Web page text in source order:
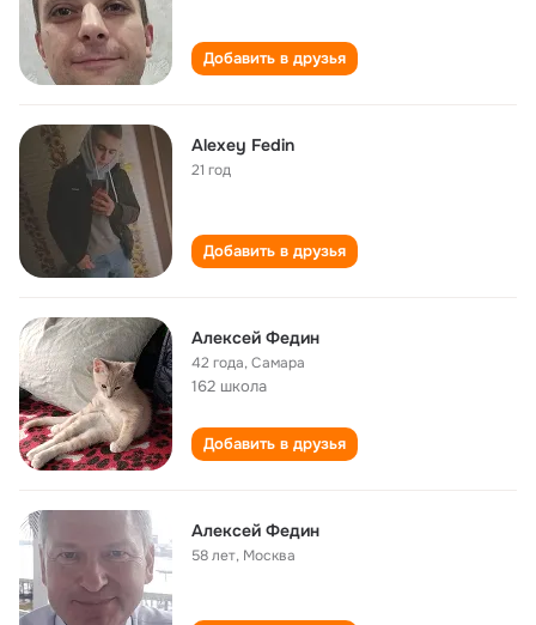
Добавить в друзья
Alexey Fedin
21 год
Добавить в друзья
Алексей Федин
42 года,Самара
162 школа
Добавить в друзья
Алексей Федин
58 лет, Москва